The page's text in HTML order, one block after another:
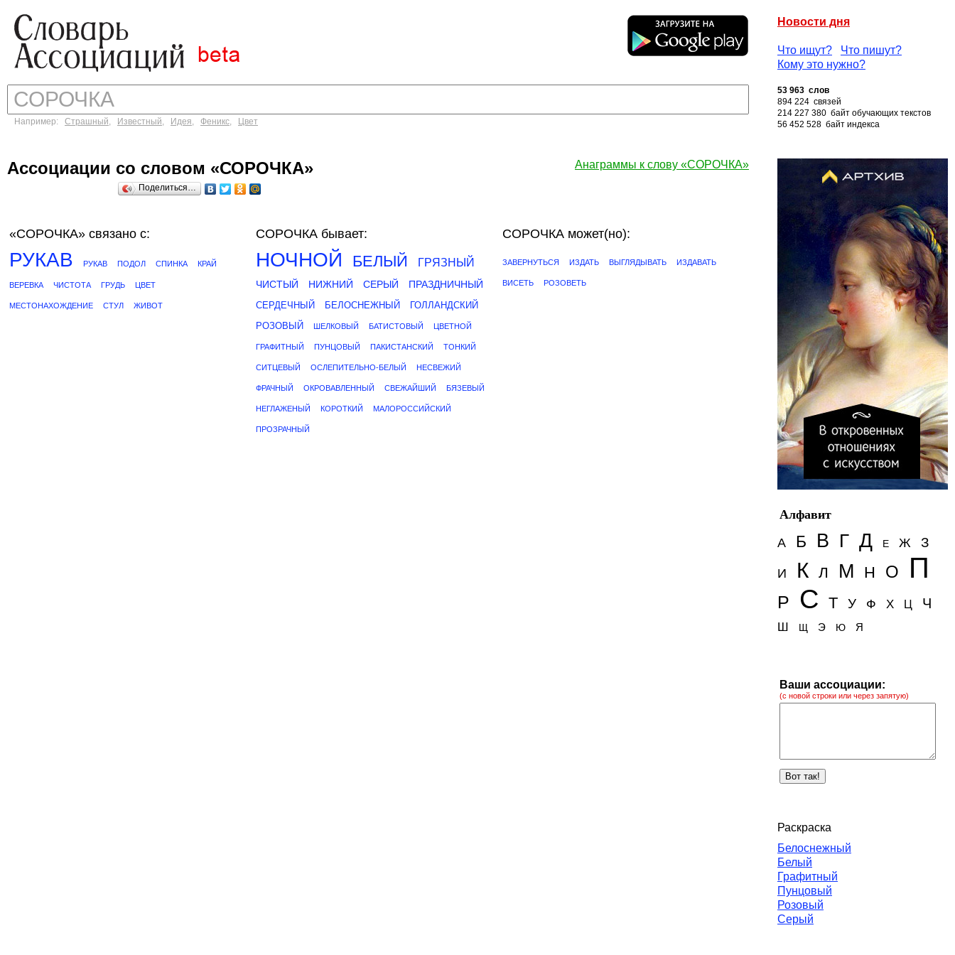
Новости дня
Что ищут?
Что пишут?
Кому это нужно?
Например: Страшный, Известный, Идея, Феникс, Цвет
53 963 слов
894 224 связей
214 227 380 байт обучающих текстов
56 452 528 байт индекса
Анаграммы к слову «СОРОЧКА»
Ассоциации со словом «СОРОЧКА»
Поделиться…
«СОРОЧКА» связано с:
РУКАВ РУКАВ ПОДОЛ СПИНКА КРАЙ
ВЕРЕВКА ЧИСТОТА ГРУДЬ ЦВЕТ
МЕСТОНАХОЖДЕНИЕ СТУЛ ЖИВОТ
СОРОЧКА бывает:
НОЧНОЙ БЕЛЫЙ ГРЯЗНЫЙ
ЧИСТЫЙ НИЖНИЙ СЕРЫЙ ПРАЗДНИЧНЫЙ
СЕРДЕЧНЫЙ БЕЛОСНЕЖНЫЙ
ГОЛЛАНДСКИЙ
РОЗОВЫЙ
ШЕЛКОВЫЙ БАТИСТОВЫЙ ЦВЕТНОЙ
ГРАФИТНЫЙ ПУНЦОВЫЙ ПАКИСТАНСКИЙ ТОНКИЙ
СИТЦЕВЫЙ ОСЛЕПИТЕЛЬНО-БЕЛЫЙ НЕСВЕЖИЙ
ФРАЧНЫЙ ОКРОВАВЛЕННЫЙ СВЕЖАЙШИЙ БЯЗЕВЫЙ
НЕГЛАЖЕНЫЙ КОРОТКИЙ МАЛОРОССИЙСКИЙ
ПРОЗРАЧНЫЙ
СОРОЧКА может(но):
ЗАВЕРНУТЬСЯ ИЗДАТЬ ВЫГЛЯДЫВАТЬ ИЗДАВАТЬ
ВИСЕТЬ РОЗОВЕТЬ
Алфавит
А
Б В Г Д Е Ж З
И К Л М Н О П
Р С Т У Ф Х Ц Ч
Ш Щ Э Ю Я
Ваши ассоциации:
(с новой строки или через запятую)
Раскраска
Белоснежный
Белый
Графитный
Пунцовый
Розовый
Серый